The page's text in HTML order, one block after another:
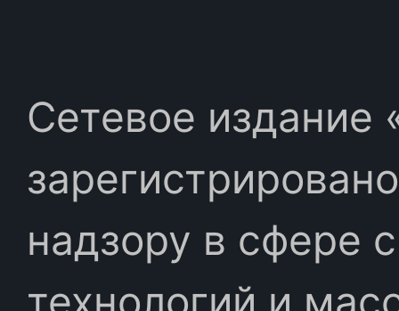
Сетевое издание
надзору в сфере